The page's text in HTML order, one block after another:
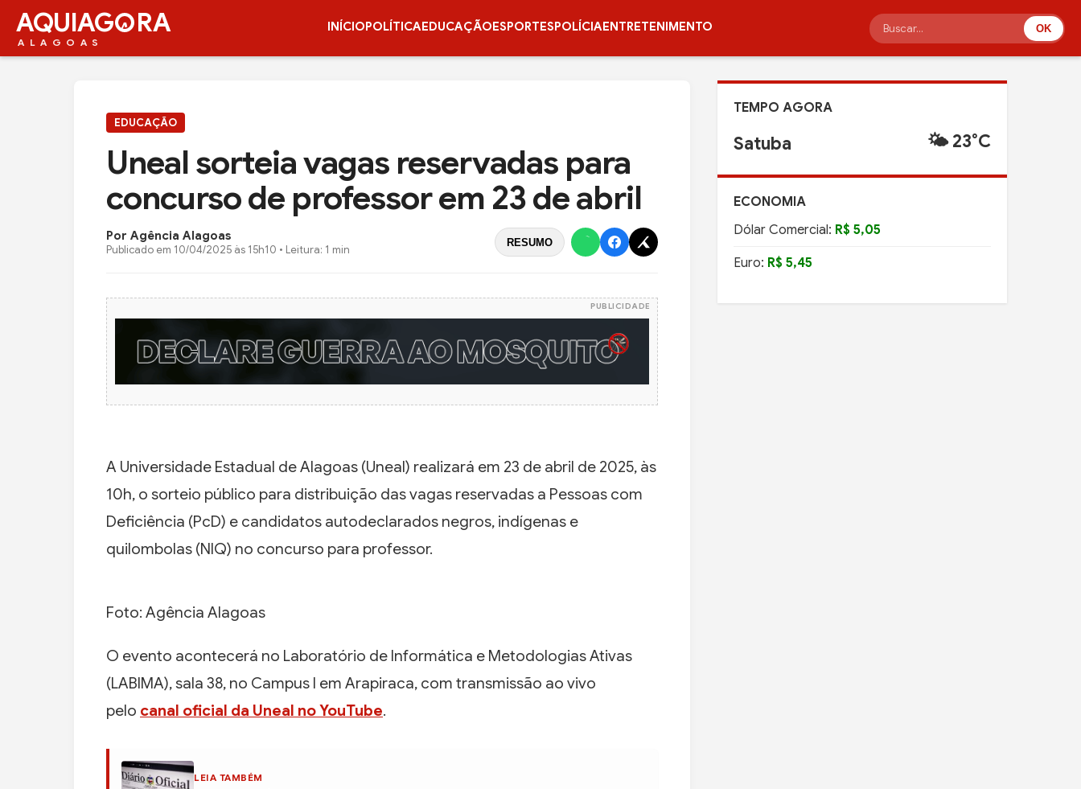
AQUIAG RA
ALAGOAS
INÍCIOPOLÍTICAEDUCAÇÃOESPORTESPOLÍCIAENTRETENIMENTO OK
EDUCAÇÃO
Uneal sorteia vagas reservadas para
concurso de professor em 23 de abril
Por Agência Alagoas
Publicado em 10/04/2025 às 15h10 • Leitura: 1 min
RESUMO
PUBLICIDADE
A Universidade Estadual de Alagoas (Uneal) realizará em 23 de abril de 2025, às
10h, o sorteio público para distribuição das vagas reservadas a Pessoas com
Deficiência (PcD) e candidatos autodeclarados negros, indígenas e
quilombolas (NIQ) no concurso para professor.
Foto: Agência Alagoas
O evento acontecerá no Laboratório de Informática e Metodologias Ativas
(LABIMA), sala 38, no Campus I em Arapiraca, com transmissão ao vivo
pelo canal oficial da Uneal no YouTube.
LEIA TAMBÉM
TEMPO AGORA
Satuba 🌤️ 23°C
ECONOMIA
Dólar Comercial: R$ 5,05
Euro: R$ 5,45